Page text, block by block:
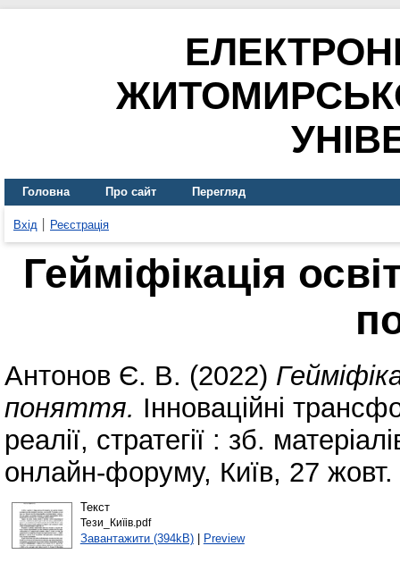
Головна Про сайт Перегляд
Вхід Реєстрація
Гейміфікація
Антонов Є. В. (2022)
поняття. Інноваційні
реалії, стратегії : зб.
онлайн-форуму, Київ, 27
Текст
Тези_Киїів.pdf
Завантажити (394kB)| Preview